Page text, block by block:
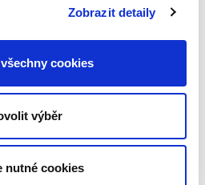
Zobrazit detaily
cookies
výběr
nutné cookies
v civilním procesu sporném.
poučovací povinnosti
souvislosti a
Odpovědnost
advokáta za škodu